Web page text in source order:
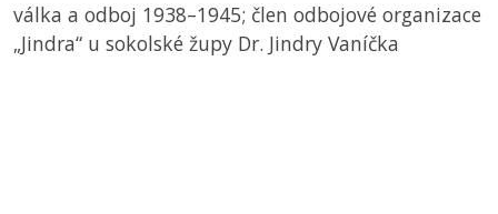
válka a odboj 1938–1945; člen odbojové organizace
„Jindra“ u sokolské župy Dr. Jindry Vaníčka